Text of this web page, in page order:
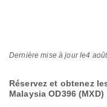
Dernière mise à jour le4
Réservez et obtenez
Malaysia OD396 (MXD)